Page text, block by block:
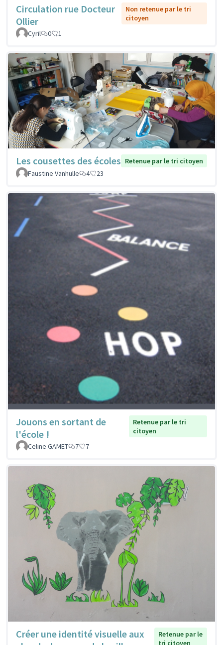
Circulation rue Docteur
Ollier
Non retenue par le tri
citoyen
Cyril
0 1
Les cousettes des écoles Retenue par le tri citoyen
Faustine Vanhulle
4 23
Jouons en sortant de
l'école !
Retenue par le tri
citoyen
Celine GAMET
7 7
Créer une identité visuelle aux
Retenue par le
tri citoyen